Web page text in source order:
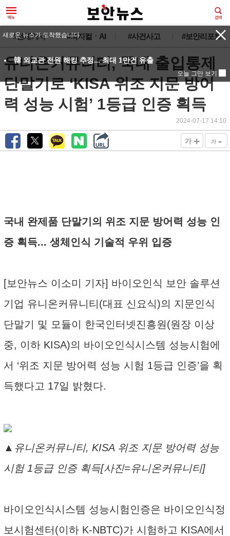
#전체기사 #피지컬ㆍAI #사건사고 #보안리포트
유니온커뮤니티, 국내 출입통제
단말기로 ‘KISA 위조 지문 방어
력 성능 시험’ 1등급 인증 획득
2024-07-17 14:10
가 + 가 -
국내 완제품 단말기의 위조 지문 방어력 성능 인
증 획득... 생체인식 기술적 우위 입증
[보안뉴스 이소미 기자] 바이오인식 보안 솔루션
기업 유니온커뮤니티(대표 신요식)의 지문인식
단말기 및 모듈이 한국인터넷진흥원(원장 이상
중, 이하 KISA)의 바이오인식시스템 성능시험에
서 ‘위조 지문 방어력 성능 시험 1등급 인증’을 획
득했다고 17일 밝혔다.
▲유니온커뮤니티, KISA 위조 지문 방어력 성능
시험 1등급 인증 획득[사진=유니온커뮤니티]
바이오인식시스템 성능시험인증은 바이오인식정
보시험센터(이하 K-NBTC)가 시험하고 KISA에서
새로운 뉴스가 도착했습니다.
韓 외교관 전원 해킹 추정... 최대 1만건 유출
오늘 그만 보기